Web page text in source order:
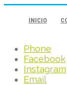
INICIO
Phone
Facebook
Instagram
Email